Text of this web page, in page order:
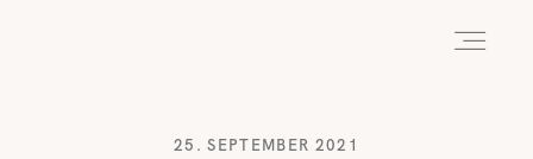
25. SEPTEMBER 2021
HOME